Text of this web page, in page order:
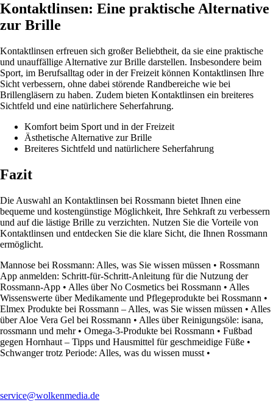
Kontaktlinsen: Eine praktische Alternative
zur Brille
Kontaktlinsen erfreuen sich großer Beliebtheit, da sie eine praktische
und unauffällige Alternative zur Brille darstellen. Insbesondere beim
Sport, im Berufsalltag oder in der Freizeit können Kontaktlinsen Ihre
Sicht verbessern, ohne dabei störende Randbereiche wie bei
Brillengläsern zu haben. Zudem bieten Kontaktlinsen ein breiteres
Sichtfeld und eine natürlichere Seherfahrung.
Komfort beim Sport und in der Freizeit
Ästhetische Alternative zur Brille
Breiteres Sichtfeld und natürlichere Seherfahrung
Fazit
Die Auswahl an Kontaktlinsen bei Rossmann bietet Ihnen eine
bequeme und kostengünstige Möglichkeit, Ihre Sehkraft zu verbessern
und auf die lästige Brille zu verzichten. Nutzen Sie die Vorteile von
Kontaktlinsen und entdecken Sie die klare Sicht, die Ihnen Rossmann
ermöglicht.
Mannose bei Rossmann: Alles, was Sie wissen müssen • Rossmann
App anmelden: Schritt-für-Schritt-Anleitung für die Nutzung der
Rossmann-App • Alles über No Cosmetics bei Rossmann • Alles
Wissenswerte über Medikamente und Pflegeprodukte bei Rossmann •
Elmex Produkte bei Rossmann – Alles, was Sie wissen müssen • Alles
über Aloe Vera Gel bei Rossmann • Alles über Reinigungsöle: isana,
rossmann und mehr• Omega-3-Produkte bei Rossmann • Fußbad
gegen Hornhaut – Tipps und Hausmittel für geschmeidige Füße •
Schwanger trotz Periode: Alles, was du wissen musst •
service@wolkenmedia.de